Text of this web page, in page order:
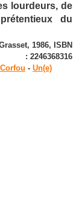
lourdeurs, de
du
1986, ISBN
: 2246368316
- Un(e)